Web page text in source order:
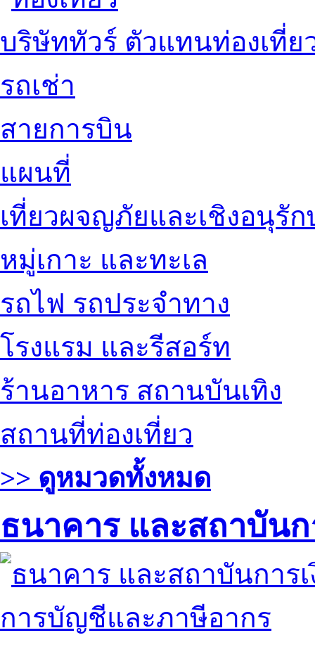
บริษัททัวร์ ตัวแทนท่องเที่ย
รถเช่า
สายการบิน
แผนที่
เที่ยวผจญภัยและเชิงอนุรัก
หมู่เกาะ และทะเล
รถไฟ รถประจำทาง
โรงแรม และรีสอร์ท
ร้านอาหาร สถานบันเทิง
สถานที่ท่องเที่ยว
>> ดูหมวดทั้งหมด
ธนาคาร และสถาบันก
การบัญชีและภาษีอากร